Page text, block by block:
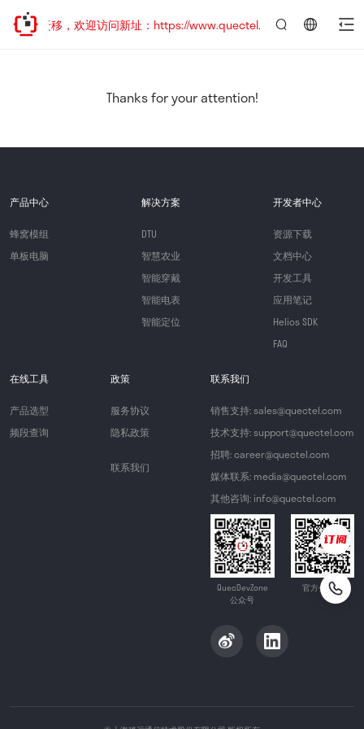
址已迁移，欢迎访问新址：https://www.quectel.com.cn
Thanks for your attention!
产品中心
蜂窝模组
单板电脑
解决方案
DTU
智慧农业
智能穿戴
智能电表
智能定位
开发者中心
资源下载
文档中心
开发工具
应用笔记
Helios SDK
FAQ
在线工具
产品选型
频段查询
政策
服务协议
隐私政策
联系我们
联系我们
销售支持: sales@quectel.com
技术支持: support@quectel.com
招聘: career@quectel.com
媒体联系: media@quectel.com
其他咨询: info@quectel.com
QuecDevZone
公众号
官方公众号